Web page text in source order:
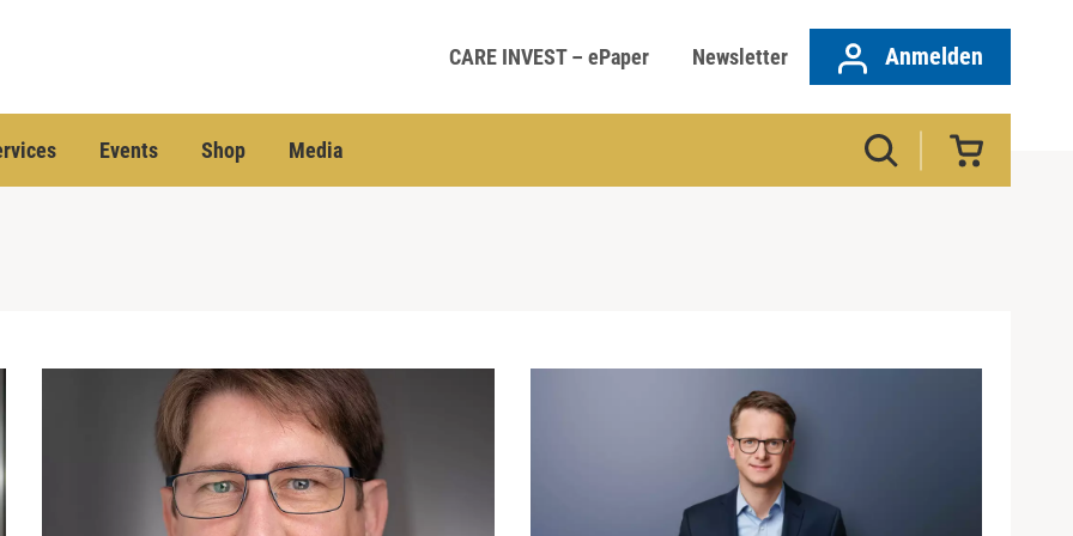
CARE INVEST – ePaper Newsletter Anmelden
Events Shop Media